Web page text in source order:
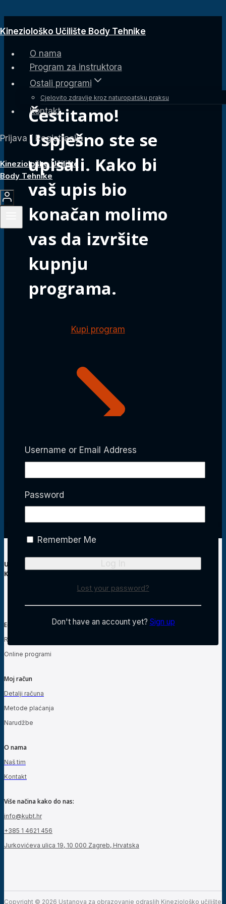
to
content
Kineziološko Učilište Body Tehnike
O nama
Program za instruktora
Ostali programi
Cjelovito zdravlje kroz naturopatsku praksu
Kontakt
Prijava / Registracija
Kineziološko Učilište
Body Tehnike
Čestitamo!
Uspješno ste se
upisali. Kako bi
vaš upis bio
konačan molimo
vas da izvršite
kupnju
programa.
Kupi program
Ustanova za obrazovanje odraslih
Kineziološko učilište Body tehnike
Edukacija
Raspored edukacija
Online programi
Moj račun
Detalji računa
Metode plaćanja
Narudžbe
O nama
Naš tim
Kontakt
Više načina kako do nas:
info@kubt.hr
+385 1 4621 456
Jurkovićeva ulica 19, 10 000 Zagreb, Hrvatska
Copyright © 2026 Ustanova za obrazovanje odraslih Kineziološko učilište
Username or Email Address
Password
Remember Me
Lost your password?
Don't have an account yet? Sign up